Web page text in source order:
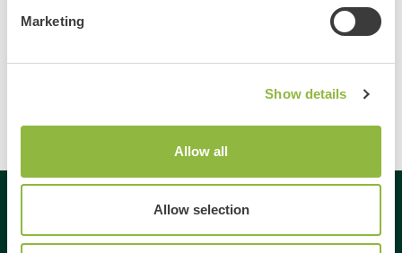
Marketing
Show details
Allow all
Allow selection
Gespecialiseerd in